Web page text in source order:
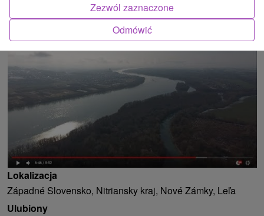
ATRAKCJĄ
Lokalizacja
Západné Slovensko, Nitriansky kraj, Nové Zámky, Leľa
Ulubiony
Odmówić
Zezwól zaznaczone